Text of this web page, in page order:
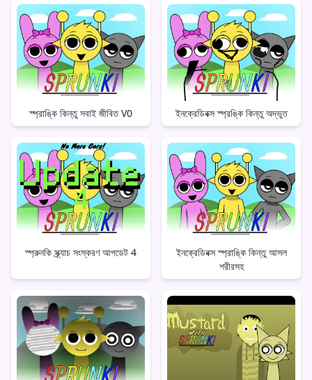
স্প্রাঙ্কি কিন্তু সবাই জীবিত V0 ইনক্রেডিবক্স স্প্রঙ্কি কিন্তু অদ্ভুত
স্প্রুনকি স্ক্র্যাচ সংস্করণ আপডেট 4
ইনক্রেডিবক্স স্প্রাঙ্কি কিন্তু আসল
শরীরসহ